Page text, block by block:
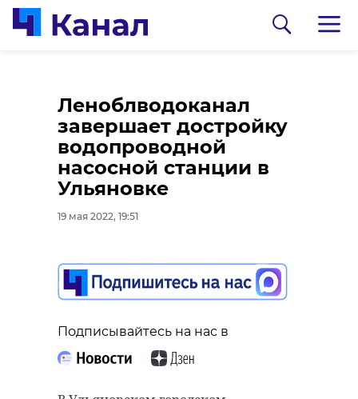
Леноблводоканал
завершает достройку
водопроводной
насосной станции в
Ульяновке
19 мая 2022, 19:51
Подписывайтесь на нас в
В Волхове 12
студентов техникума
попали в больницу с
отравлением
19 мая 2022, 19:16
Комитет по
природным
ресурсам
Ленобласти
официально
возглавил Денис
Беляев
Подписывайтесь на нас в